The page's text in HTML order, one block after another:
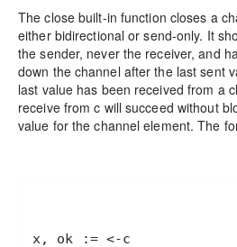
The close built-in function closes a
either bidirectional or send-only. It
the sender, never the receiver, and
down the channel after the last sent
last value has been received from a
receive from c will succeed without
value for the channel element. The
x, ok := <-c